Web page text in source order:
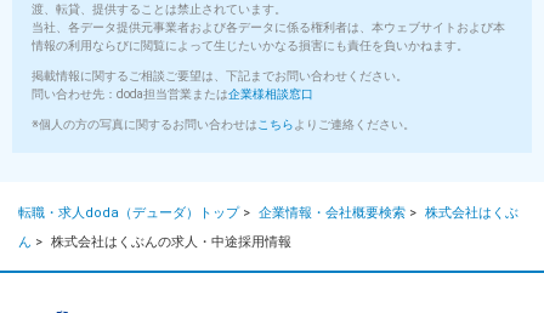
渡、転貸、提供することは禁止されています。
当社、各データ提供元事業者および各データに係る権利者は、本ウェブサイトおよび本
情報の利用ならびに閲覧によって生じたいかなる損害にも責任を負いかねます。
掲載情報に関するご相談ご要望は、下記までお問い合わせください。
問い合わせ先：doda担当営業または企業様相談窓口
※個人の方の写真に関するお問い合わせは こちら よりご連絡ください。
転職・求人doda（デューダ）トップ> 企業情報・会社概要検索 > 株式会社はくぶ
ん > 株式会社はくぶんの求人・中途採用情報